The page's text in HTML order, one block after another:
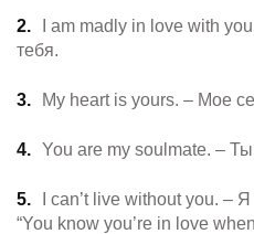
I am madly in love with
тебя.
My heart is yours. – Мое
You are my soulmate. –
I can’t live without you. –
“You know you’re in love